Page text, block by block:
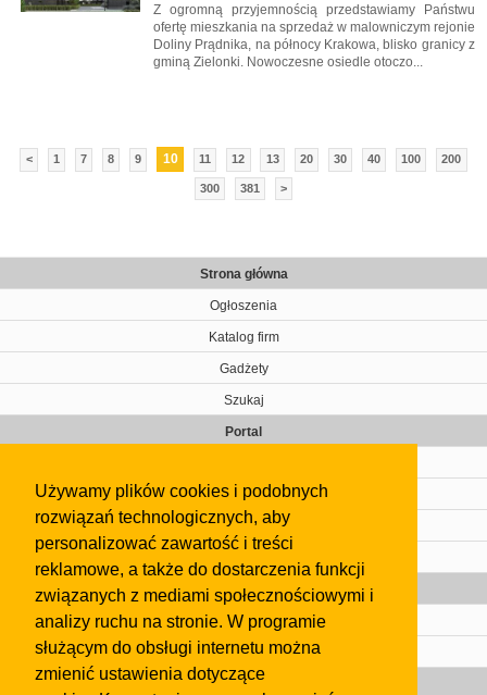
Używamy plików cookies i podobnych
rozwiązań technologicznych, aby
personalizować zawartość i treści
reklamowe, a także do dostarczenia funkcji
związanych z mediami społecznościowymi i
analizy ruchu na stronie. W programie
służącym do obsługi internetu można
zmienić ustawienia dotyczące
Z ogromną przyjemnością przedstawiamy Państwu
ofertę mieszkania na sprzedaż w malowniczym rejonie
Doliny Prądnika, na północy Krakowa, blisko granicy z
gminą Zielonki. Nowoczesne osiedle otoczo...
< 1 7 8 9 10 11 12 13 20 30 40 100 200
300 381 >
Strona główna
Ogłoszenia
Katalog firm
Gadżety
Szukaj
Portal
Kontakt
Regulamin
Gazeta
Olkusz
Kontakt
Strefa dla biznesu